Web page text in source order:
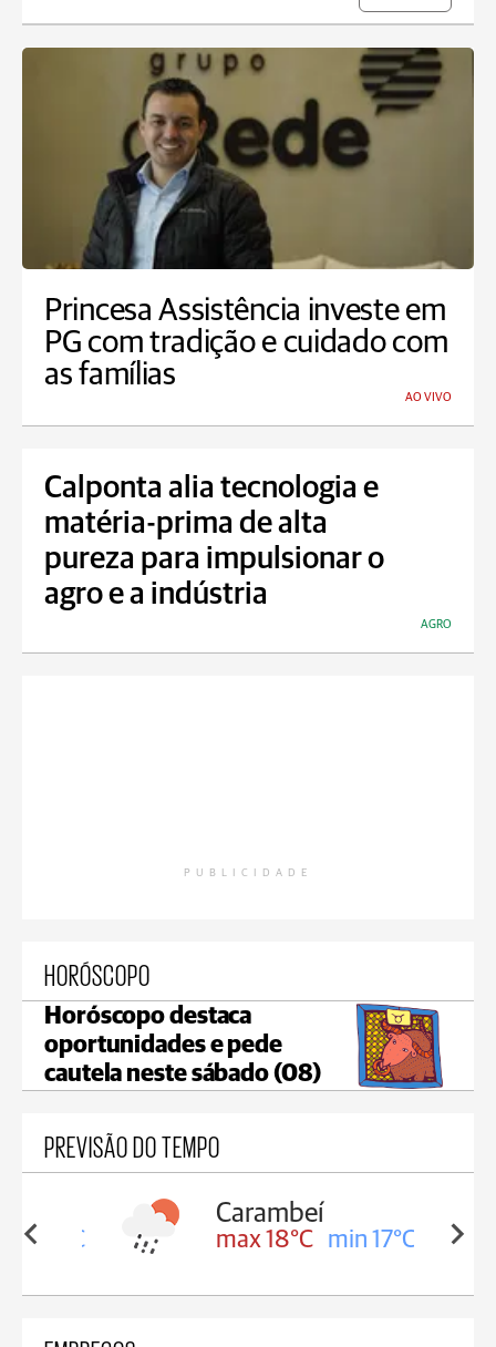
Princesa Assistência investe em
PG com tradição e cuidado com
as famílias
AO VIVO
Calponta alia tecnologia e
matéria-prima de alta
pureza para impulsionar o
agro e a indústria
AGRO
PUBLICIDADE
HORÓSCOPO
Horóscopo destaca
oportunidades e pede
cautela neste sábado (08)
PREVISÃO DO TEMPO
18°C
Carambeí
max 18°C min 17°C